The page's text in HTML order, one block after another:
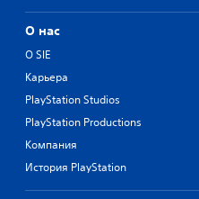
О нас
О SIE
Карьера
PlayStation Studios
PlayStation Productions
Компания
История PlayStation